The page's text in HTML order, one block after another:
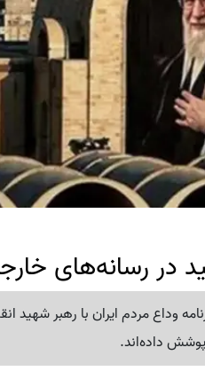
در رسانه‌های
وداع مردم ایران با رهبر شهید
داده‌اند.